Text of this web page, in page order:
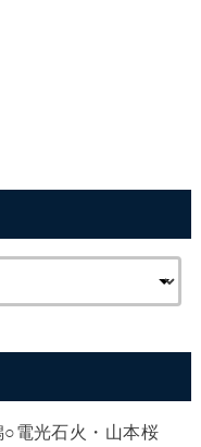
○電光石火・山本桜